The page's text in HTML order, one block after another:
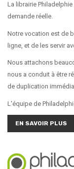
La librairie
demande réelle.
Notre vocation est de
ligne, et de les servir
Nous attachons
nous a conduit à être
de duplication
L'équipe de
EN SAVOIR PLUS